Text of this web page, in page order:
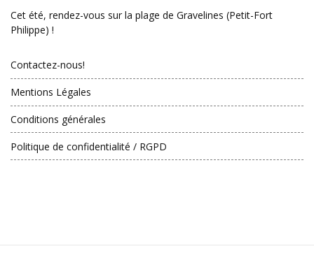
Cet été, rendez-vous sur la plage de Gravelines (Petit-Fort
Philippe) !
Contactez-nous!
Mentions Légales
Conditions générales
Politique de confidentialité / RGPD